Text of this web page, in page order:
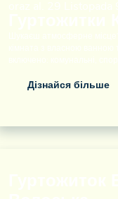
Дізнайся більше